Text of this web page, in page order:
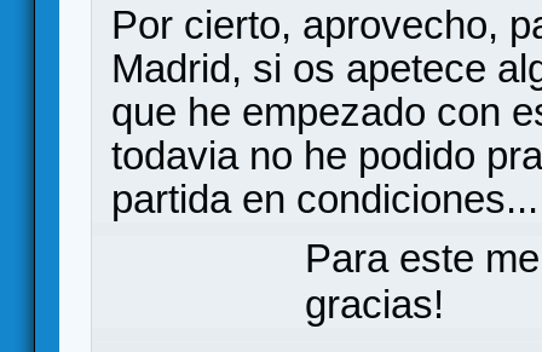
Por cierto, aprovecho,
Madrid, si os apetece
que he empezado con
todavia no he podido
partida en
Para este
gracias!